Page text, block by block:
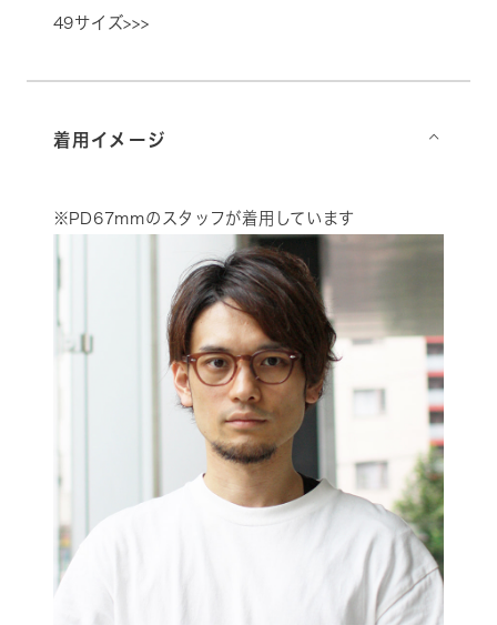
49サイズ>>>
着用イメージ ⌵
※PD67mmのスタッフが着用しています